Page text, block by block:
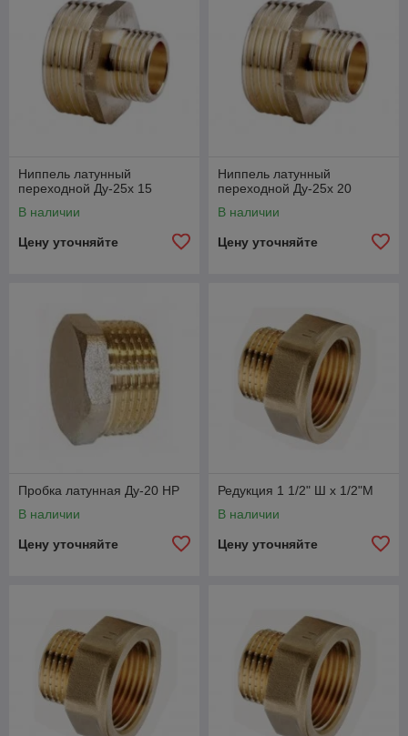
Ниппель латунный
переходной Ду-25х 15
В наличии
Цену уточняйте
Ниппель латунный
переходной Ду-25х 20
В наличии
Цену уточняйте
Пробка латунная Ду-20 НР
В наличии
Цену уточняйте
Редукция 1 1/2" Ш х 1/2"М
В наличии
Цену уточняйте